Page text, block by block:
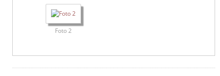
Foto 2